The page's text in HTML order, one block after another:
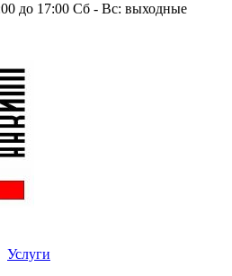
до 17:00 Сб - Вс: выходные
Услуги